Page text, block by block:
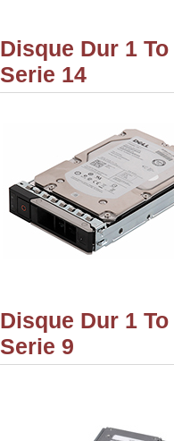
Disque Dur 1
Serie 14
Disque Dur 1
Serie 9